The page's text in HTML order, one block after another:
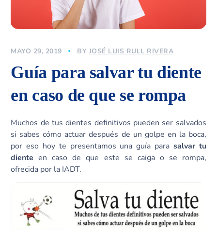
MAYO 29, 2019 BY JOSÉ LUIS RULL RIVERA
Guía para salvar tu diente
en caso de que se rompa
Muchos de tus dientes definitivos pueden ser salvados
si sabes cómo actuar después de un golpe en la boca,
por eso hoy te presentamos una guía para salvar tu
dienteen caso de que este se caiga o se rompa,
ofrecida por la IADT.